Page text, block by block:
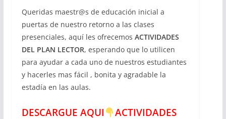
Queridas maestr@s de educación inicial a
puertas de nuestro retorno a las clases
presenciales, aquí les ofrecemos ACTIVIDADES
DEL PLAN LECTOR, esperando que lo utilicen
para ayudar a cada uno de nuestros estudiantes
y hacerles mas fácil , bonita y agradable la
estadía en las aulas.
DESCARGUE AQUI
ACTIVIDADES